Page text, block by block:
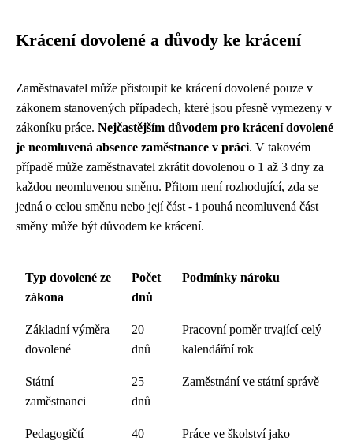
Krácení dovolené a důvody ke krácení
Zaměstnavatel může přistoupit ke krácení dovolené pouze v
zákonem stanovených případech, které jsou přesně vymezeny v
zákoníku práce. Nejčastějším důvodem pro krácení dovolené
je neomluvená absence zaměstnance v práci. V takovém
případě může zaměstnavatel zkrátit dovolenou o 1 až 3 dny za
každou neomluvenou směnu. Přitom není rozhodující, zda se
jedná o celou směnu nebo její část - i pouhá neomluvená část
směny může být důvodem ke krácení.
Typ dovolené ze
zákona
Počet
dnů
Podmínky nároku
Základní výměra
dovolené
20
dnů
Pracovní poměr trvající celý
kalendářní rok
Státní
zaměstnanci
25
dnů
Zaměstnání ve státní správě
Pedagogičtí
40
Práce ve školství jako